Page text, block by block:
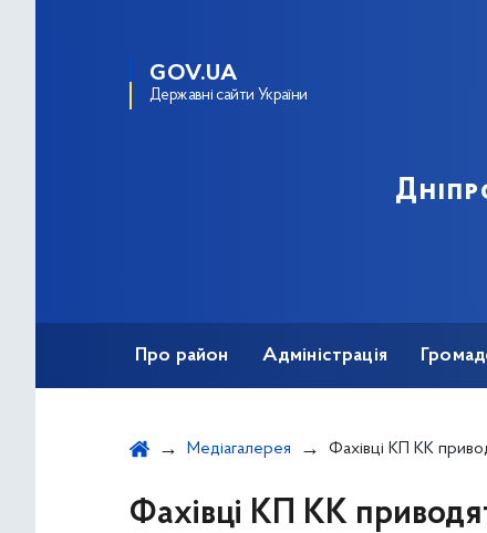
GOV.UA
Державні сайти України
Про район Адміністрація
Медіагалерея Фахівці КП КК приводять до належного
Фахівці КП КК